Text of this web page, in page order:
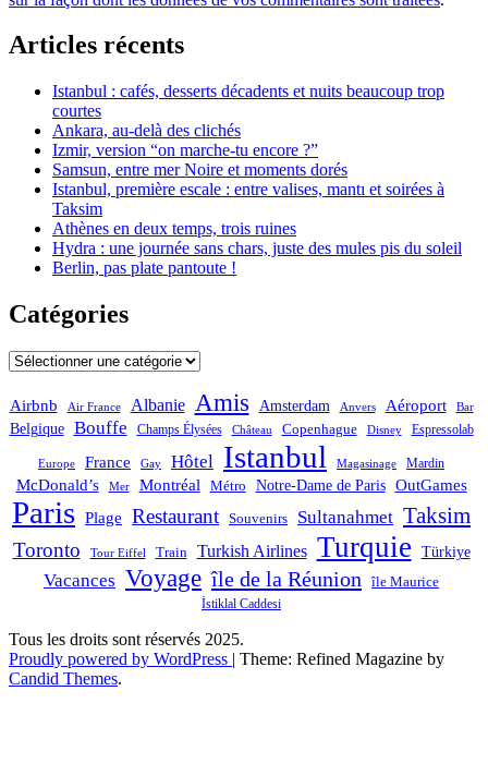
Articles récents
Istanbul : cafés, desserts décadents et nuits beaucoup trop
courtes
Ankara, au-delà des clichés
Izmir, version “on marche-tu encore ?”
Samsun, entre mer Noire et moments dorés
Istanbul, première escale : entre valises, mantı et soirées à
Taksim
Athènes en deux temps, trois ruines
Hydra : une journée sans chars, juste des mules pis du soleil
Berlin, pas plate pantoute !
Catégories
Catégories
Airbnb Air France Albanie Amis Amsterdam Anvers Aéroport Bar
Belgique Bouffe Champs Élysées Château Copenhague Disney Espressolab
Europe France Gay Hôtel Istanbul Magasinage Mardin
McDonald’s Mer Montréal Métro Notre-Dame de Paris OutGames
Paris Plage Restaurant Souvenirs Sultanahmet Taksim
Toronto Tour Eiffel Train Turkish Airlines Turquie Türkiye
Vacances Voyage île de la Réunion
île Maurice
İstiklal Caddesi
Tous les droits sont réservés 2025.
Proudly powered by WordPress | Theme: Refined Magazine by
Candid Themes.